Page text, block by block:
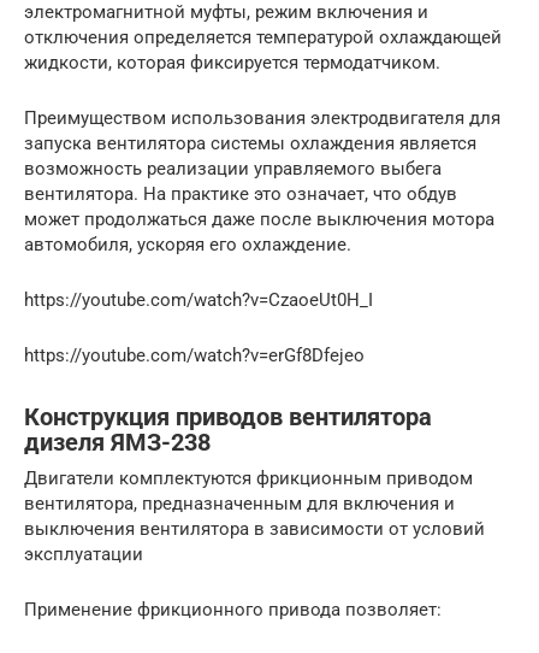
электромагнитной муфты, режим включения и
отключения определяется температурой охлаждающей
жидкости, которая фиксируется термодатчиком.
Преимуществом использования электродвигателя для
запуска вентилятора системы охлаждения является
возможность реализации управляемого выбега
вентилятора. На практике это означает, что обдув
может продолжаться даже после выключения мотора
автомобиля, ускоряя его охлаждение.
https://youtube.com/watch?v=CzaoeUt0H_I
https://youtube.com/watch?v=erGf8Dfejeo
Конструкция приводов вентилятора
дизеля ЯМЗ-238
Двигатели комплектуются фрикционным приводом
вентилятора, предназначенным для включения и
выключения вентилятора в зависимости от условий
эксплуатации
Применение фрикционного привода позволяет: